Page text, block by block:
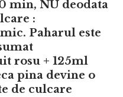
min, NU deodata
:
Paharul este
rosu + 125ml
pina devine o
de culcare